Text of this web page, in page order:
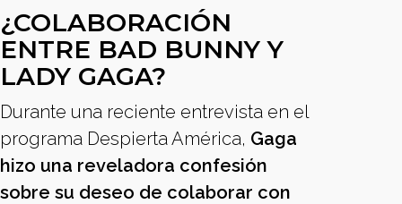
¿COLABORACIÓN
ENTRE BAD BUNNY Y
LADY GAGA?
Durante una reciente entrevista en el
programa Despierta América, Gaga
hizo una reveladora confesión
sobre su deseo de colaborar con